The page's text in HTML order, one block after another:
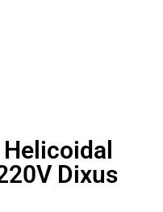
Dixus